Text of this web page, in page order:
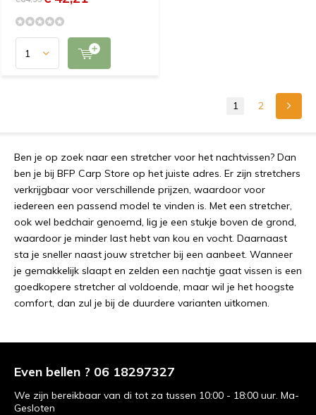
1 2
Ben je op zoek naar een stretcher voor het nachtvissen? Dan
ben je bij BFP Carp Store op het juiste adres. Er zijn stretchers
verkrijgbaar voor verschillende prijzen, waardoor voor
iedereen een passend model te vinden is. Met een stretcher,
ook wel bedchair genoemd, lig je een stukje boven de grond,
waardoor je minder last hebt van kou en vocht. Daarnaast
sta je sneller naast jouw stretcher bij een aanbeet. Wanneer
je gemakkelijk slaapt en zelden een nachtje gaat vissen is een
goedkopere stretcher al voldoende, maar wil je het hoogste
comfort, dan zul je bij de duurdere varianten uitkomen.
Even bellen ? 06 18297327
We zijn bereikbaar van di tot za tussen 10:00 - 18:00 uur. Ma-
Gesloten